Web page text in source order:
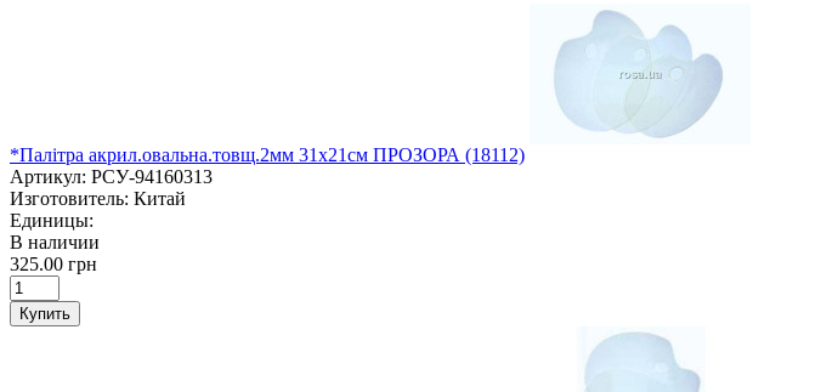
*Палітра акрил.овальна.товщ.2мм 31х21см ПРОЗОРА (18112)
Артикул: РСУ-94160313
Изготовитель: Китай
Единицы:
В наличии
325.00 грн
Купить